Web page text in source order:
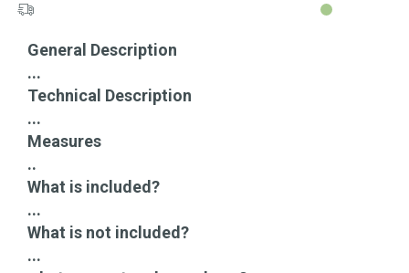
General Description
...
Technical Description
...
Measures
..
What is included?
...
What is not included?
...